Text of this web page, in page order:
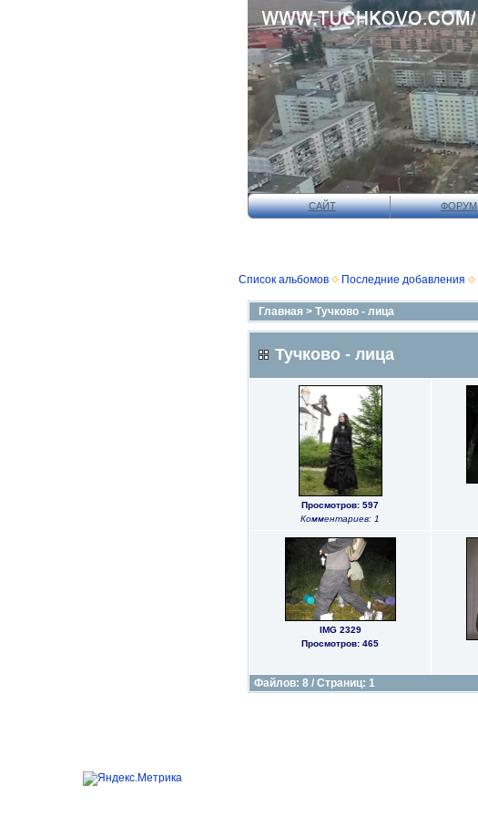
САЙТ ФОРУМ
Список альбомов
Последние добавления
Главная > Тучково - лица
Тучково - лица
Просмотров: 597
Комментариев: 1
IMG 2329
Просмотров: 465
Файлов: 8 / Страниц: 1